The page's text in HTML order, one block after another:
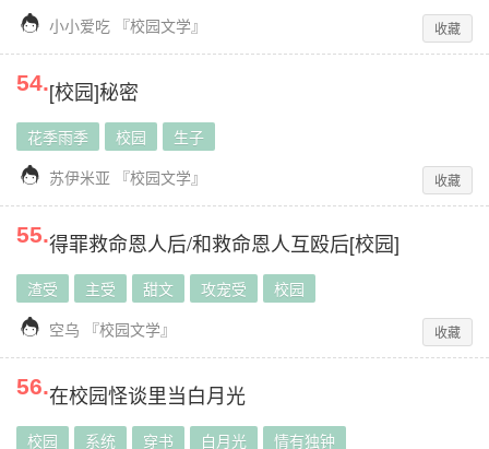
 小小爱吃 『校园文学』 收藏
54.[校园]秘密
花季雨季 校园 生子
 苏伊米亚 『校园文学』 收藏
55.得罪救命恩人后/和救命恩人互殴后[校园]
渣受 主受 甜文 攻宠受 校园
 空乌 『校园文学』 收藏
56.在校园怪谈里当白月光
校园 系统 穿书 白月光 情有独钟